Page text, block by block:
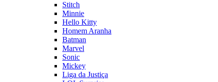
Stitch
Minnie
Hello Kitty
Homem Aranha
Batman
Marvel
Sonic
Mickey
Liga da Justiça